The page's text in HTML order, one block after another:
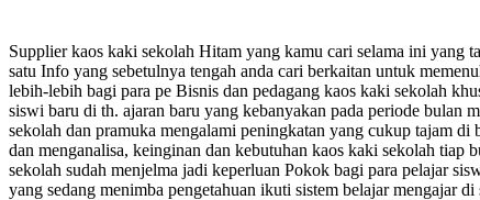
Supplier kaos kaki sekolah Hitam yang kamu cari selama ini yang
satu Info yang sebetulnya tengah anda cari berkaitan untuk
lebih-lebih bagi para pe Bisnis dan pedagang kaos kaki sekolah
siswi baru di th. ajaran baru yang kebanyakan pada periode bulan
sekolah dan pramuka mengalami peningkatan yang cukup tajam
dan menganalisa, keinginan dan kebutuhan kaos kaki sekolah tiap
sekolah sudah menjelma jadi keperluan Pokok bagi para pelajar
yang sedang menimba pengetahuan ikuti sistem belajar mengajar